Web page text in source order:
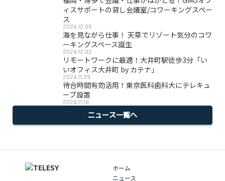
ィスサポートの貸し会議室/コワーキングスペー
ス
2024.12.05
海を見ながら仕事！ 天草でリゾート気分のコワ
ーキングスペース誕生
2024.12.02
リモートワークに最適！大井町駅徒歩3分「い
いオフィス大井町 by カテナ」
2024.11.29
待合時間有効活用！東京医科歯科大にテレキュ
ーブ設置
2024.11.18
ニュース一覧へ
ホーム
ニュース